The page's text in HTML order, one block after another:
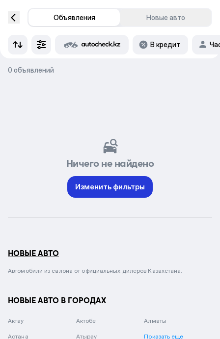
Объявления Новые авто
В кредит
0 объявлений
Ничего не найдено
Изменить фильтры
НОВЫЕ АВТО
Автомобили из салона от официальных дилеров Казахстана.
НОВЫЕ АВТО В ГОРОДАХ
Актау Актобе Алматы
Астана Атырау Показать еще